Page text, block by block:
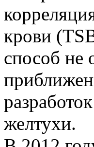
крови
способ не
желтухи.